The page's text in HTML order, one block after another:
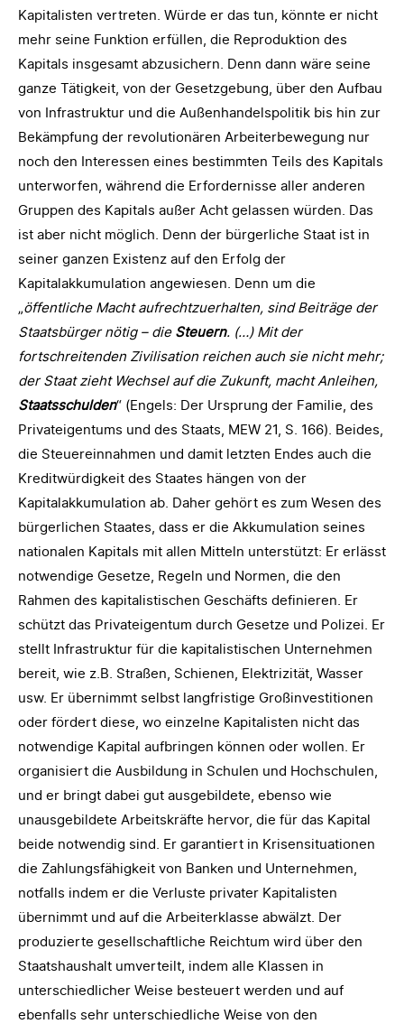
Kapitalisten vertreten. Würde er das tun, könnte er nicht
mehr seine Funktion erfüllen, die Reproduktion des
Kapitals insgesamt abzusichern. Denn dann wäre seine
ganze Tätigkeit, von der Gesetzgebung, über den Aufbau
von Infrastruktur und die Außenhandelspolitik bis hin zur
Bekämpfung der revolutionären Arbeiterbewegung nur
noch den Interessen eines bestimmten Teils des Kapitals
unterworfen, während die Erfordernisse aller anderen
Gruppen des Kapitals außer Acht gelassen würden. Das
ist aber nicht möglich. Denn der bürgerliche Staat ist in
seiner ganzen Existenz auf den Erfolg der
Kapitalakkumulation angewiesen. Denn um die
„öffentliche Macht aufrechtzuerhalten, sind Beiträge der
Staatsbürger nötig – die Steuern. (…) Mit der
fortschreitenden Zivilisation reichen auch sie nicht mehr;
der Staat zieht Wechsel auf die Zukunft, macht Anleihen,
Staatsschulden“ (Engels: Der Ursprung der Familie, des
Privateigentums und des Staats, MEW 21, S. 166). Beides,
die Steuereinnahmen und damit letzten Endes auch die
Kreditwürdigkeit des Staates hängen von der
Kapitalakkumulation ab. Daher gehört es zum Wesen des
bürgerlichen Staates, dass er die Akkumulation seines
nationalen Kapitals mit allen Mitteln unterstützt: Er erlässt
notwendige Gesetze, Regeln und Normen, die den
Rahmen des kapitalistischen Geschäfts definieren. Er
schützt das Privateigentum durch Gesetze und Polizei. Er
stellt Infrastruktur für die kapitalistischen Unternehmen
bereit, wie z.B. Straßen, Schienen, Elektrizität, Wasser
usw. Er übernimmt selbst langfristige Großinvestitionen
oder fördert diese, wo einzelne Kapitalisten nicht das
notwendige Kapital aufbringen können oder wollen. Er
organisiert die Ausbildung in Schulen und Hochschulen,
und er bringt dabei gut ausgebildete, ebenso wie
unausgebildete Arbeitskräfte hervor, die für das Kapital
beide notwendig sind. Er garantiert in Krisensituationen
die Zahlungsfähigkeit von Banken und Unternehmen,
notfalls indem er die Verluste privater Kapitalisten
übernimmt und auf die Arbeiterklasse abwälzt. Der
produzierte gesellschaftliche Reichtum wird über den
Staatshaushalt umverteilt, indem alle Klassen in
unterschiedlicher Weise besteuert werden und auf
ebenfalls sehr unterschiedliche Weise von den